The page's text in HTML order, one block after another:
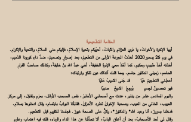
المقامة التطعيمية
أيها الإخوة والأخواتْ، يا ذوي العزائمِ والثباتْ، أحيّيكم بتحيةِ الإسلامْ، فإليكم مني السلامْ، والتحيةَ والإكرام.
في يوم 26 يسمبر2020 أخذتُ الجرعةَ الأولى من التطعيمْ، بعد إصرارٍ وتصميمْ، ضدَّ داءِ كورونا الذميم،
أخذته أخذَ طبيبٍ وحكيم. كما أخَذَ معي الإبرةَ الخفيفةْ، أخي عبدُ الله بنُ خليفةْ، وكذلك صاحبُ القرارِ
الحاسم، زميلي الدكتور جاسم. ومما قلت آنذاك دون تلكؤٍ وارتباك:
أعطِـني التطـعِيمَ هَيّاقد جَنى الشـيبُ عَليّا
فهو تحصـِينٌ لجِسمٍيُرجِعُ الشيخَ صَبيّا
واليوم السادس عشر من يناير، عدت مع أصحابي الأخايرْ، نفس الصحب الأوائل، بعزم وتفاؤل، إلى مركز
العبيب، الخالي من العيب. وصحبة الإخوانْ تطرد الأحزانْ. فقابَلَنا البوابُ بابتسام، وقال ادخلوها بسلام.
فدخلنا بسرورْ، أنا وعبد الله* والدكتورْ*، وكلٌّ على الصحة غيورْ. فجلسنا للتقييم قبل التطعيم.
وقال لي أحد الأصحابْ، بعد أن أغلق البابْ، ألا تحدِّثُنا عن هذا الداء والوباء، فلك فيه اهتمام، وعلوم